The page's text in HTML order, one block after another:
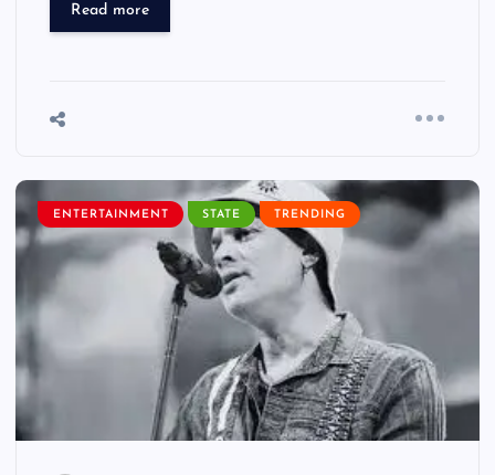
Read more
ENTERTAINMENT STATE TRENDING